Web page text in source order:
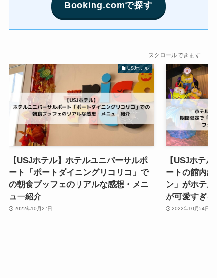
Booking.comで探す
スクロールできます
USJホテル
【USJホテル】ホテルユニバーサルポ
ート「ポートダイニングリコリコ」で
の朝食ブッフェのリアルな感想・メニ
ュー紹介
2022年10月27日
【USJホテ
ートの館内
ン」がホテ
が可愛すぎる
2022年10月24日